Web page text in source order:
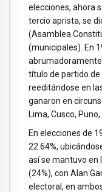
elecciones, ahora
tercio aprista, se
(Asamblea
(municipales). En
abrumadoramente
título de partido de
reeditándose en
ganaron en
Lima, Cusco,
En elecciones de
22.64%,
así se mantuvo en
(24%), con Alan
electoral, en